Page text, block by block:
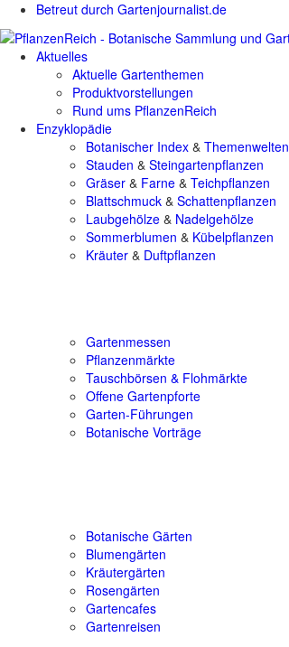
Betreut durch Gartenjournalist.de
Aktuelles
Aktuelle Gartenthemen
Produktvorstellungen
Rund ums PflanzenReich
Enzyklopädie
Botanischer Index & Themenwelten
Stauden & Steingartenpflanzen
Gräser & Farne & Teichpflanzen
Blattschmuck & Schattenpflanzen
Laubgehölze & Nadelgehölze
Sommerblumen & Kübelpflanzen
Kräuter & Duftpflanzen
Gartenmessen
Pflanzenmärkte
Tauschbörsen & Flohmärkte
Offene Gartenpforte
Garten-Führungen
Botanische Vorträge
Botanische Gärten
Blumengärten
Kräutergärten
Rosengärten
Gartencafes
Gartenreisen